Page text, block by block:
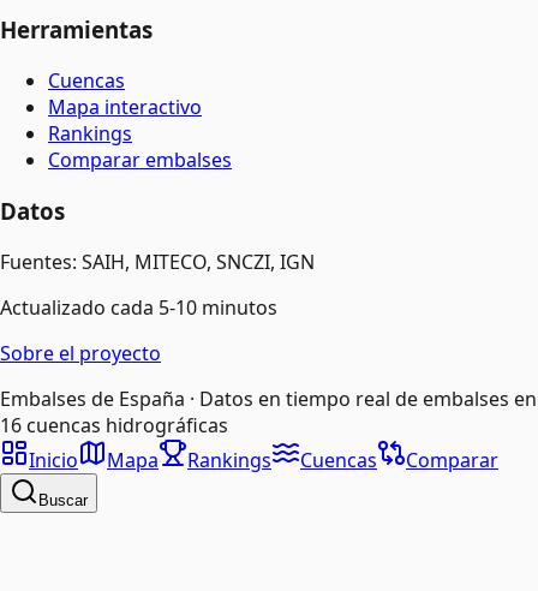
Herramientas
Cuencas
Mapa interactivo
Rankings
Comparar embalses
Datos
Fuentes: SAIH, MITECO, SNCZI, IGN
Actualizado cada 5-10 minutos
Sobre el proyecto
Embalses de España · Datos en tiempo real de embalses en
16 cuencas hidrográficas
Inicio
Mapa Rankings Cuencas Comparar
Buscar